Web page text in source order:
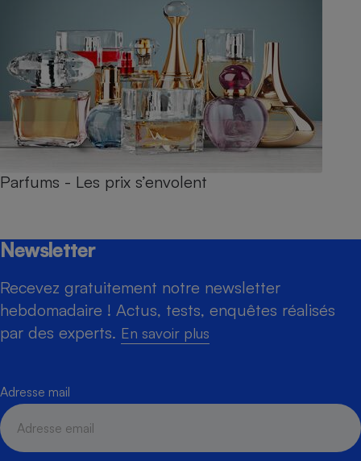
Parfums - Les prix s’envolent
Newsletter
Recevez gratuitement notre newsletter
hebdomadaire ! Actus, tests, enquêtes réalisés
par des experts. En savoir plus
Adresse mail